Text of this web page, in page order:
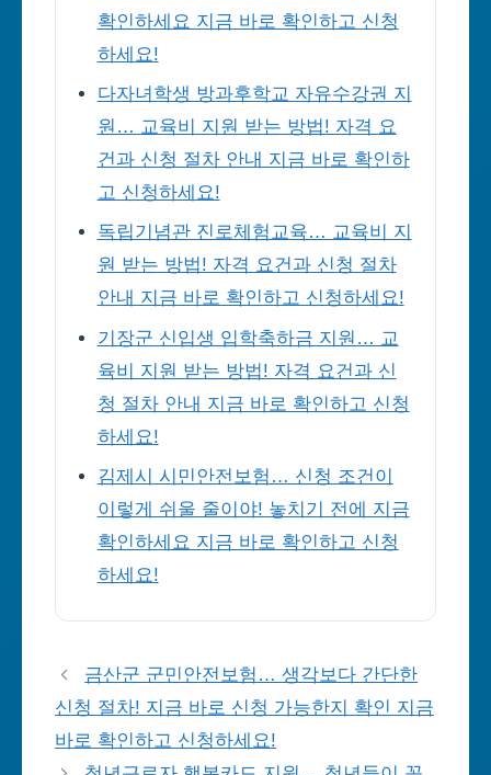
확인하세요 지금 바로 확인하고 신청
하세요!
다자녀학생 방과후학교 자유수강권 지
원… 교육비 지원 받는 방법! 자격 요
건과 신청 절차 안내 지금 바로 확인하
고 신청하세요!
독립기념관 진로체험교육… 교육비 지
원 받는 방법! 자격 요건과 신청 절차
안내 지금 바로 확인하고 신청하세요!
기장군 신입생 입학축하금 지원… 교
육비 지원 받는 방법! 자격 요건과 신
청 절차 안내 지금 바로 확인하고 신청
하세요!
김제시 시민안전보험… 신청 조건이
이렇게 쉬울 줄이야! 놓치기 전에 지금
확인하세요 지금 바로 확인하고 신청
하세요!
금산군 군민안전보험… 생각보다 간단한
신청 절차! 지금 바로 신청 가능한지 확인 지금
바로 확인하고 신청하세요!